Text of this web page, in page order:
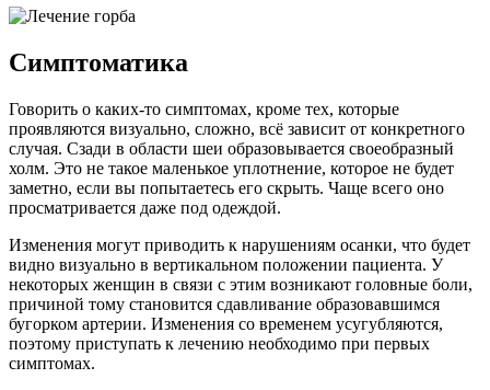
Симптоматика
Говорить о каких-то симптомах, кроме тех, которые
проявляются визуально, сложно, всё зависит от конкретного
случая. Сзади в области шеи образовывается своеобразный
холм. Это не такое маленькое уплотнение, которое не будет
заметно, если вы попытаетесь его скрыть. Чаще всего оно
просматривается даже под одеждой.
Изменения могут приводить к нарушениям осанки, что будет
видно визуально в вертикальном положении пациента. У
некоторых женщин в связи с этим возникают головные боли,
причиной тому становится сдавливание образовавшимся
бугорком артерии. Изменения со временем усугубляются,
поэтому приступать к лечению необходимо при первых
симптомах.